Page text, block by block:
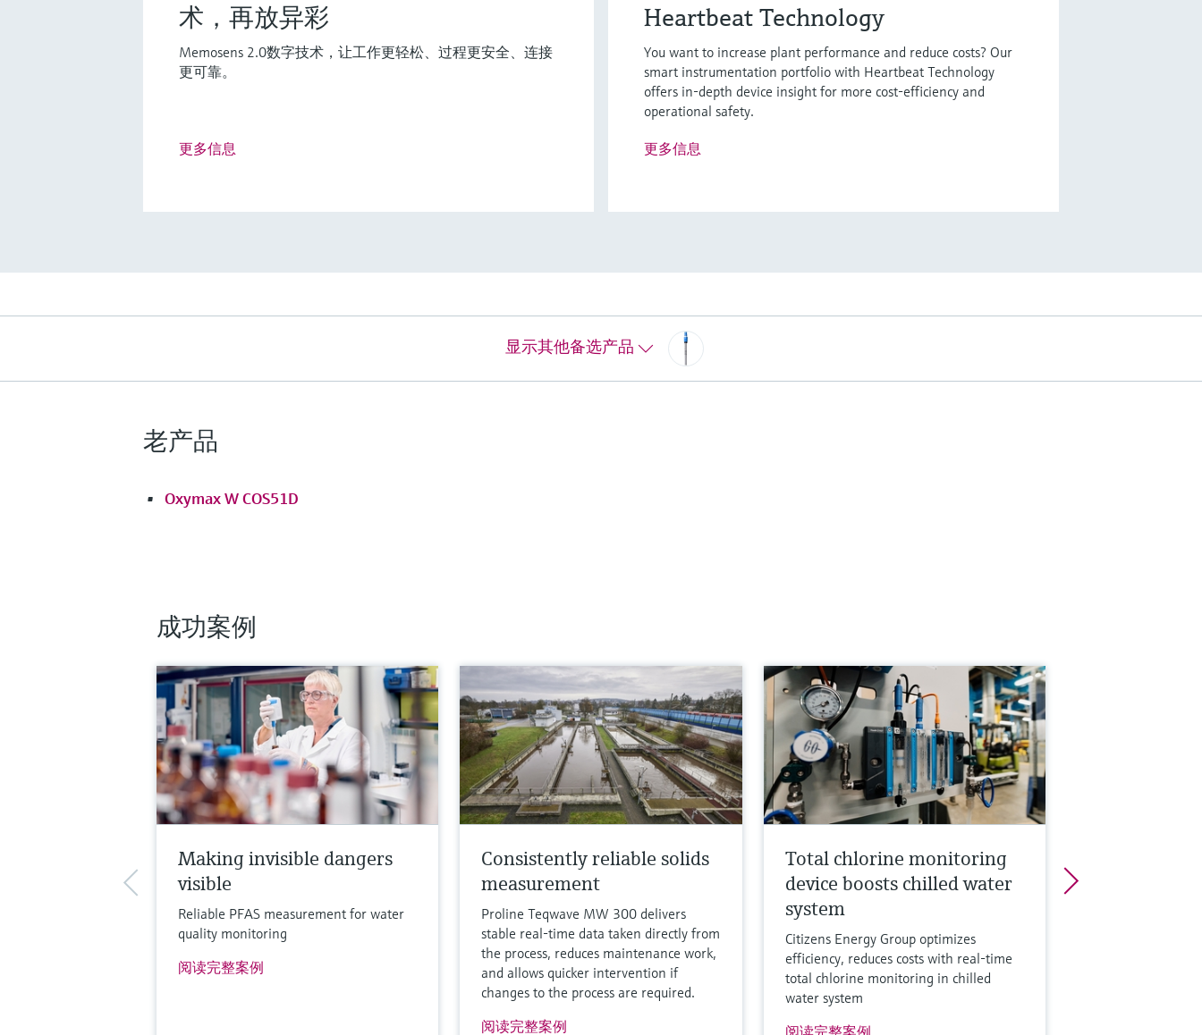
术，再放异彩
Memosens 2.0数字技术，让工作更轻松、过程更安全、连接
更可靠。
更多信息
Heartbeat Technology
You want to increase plant performance and reduce costs? Our
smart instrumentation portfolio with Heartbeat Technology
offers in-depth device insight for more cost-efficiency and
operational safety.
更多信息
Fundamental选型 (0) L Lean选型 (0) E Extended选型 (1) 当前结果 Xpert选型 (0)
什么是FLEX产品选型
卫生应用场合。传感器维护工作量低，长期稳定性高，可耐受
Vol%
Trace sensor: 0 to 10 mg/l, 0 to 120 %SAT, 0 to 250 hPa, 0 to 25 Vol%
-5 to 135 °C (23 to 275 °F)
比较
显示其他备选产品
老产品
Oxymax W COS51D
成功案例
Making invisible dangers
visible
Reliable PFAS measurement for water
quality monitoring
阅读完整案例
Consistently reliable solids
measurement
Proline Teqwave MW 300 delivers
stable real-time data taken directly from
the process, reduces maintenance work,
and allows quicker intervention if
changes to the process are required.
阅读完整案例
Total chlorine monitoring
device boosts chilled water
system
Citizens Energy Group optimizes
efficiency, reduces costs with real-time
total chlorine monitoring in chilled
water system